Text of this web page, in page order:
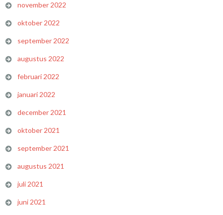
november 2022
oktober 2022
september 2022
augustus 2022
februari 2022
januari 2022
december 2021
oktober 2021
september 2021
augustus 2021
juli 2021
juni 2021